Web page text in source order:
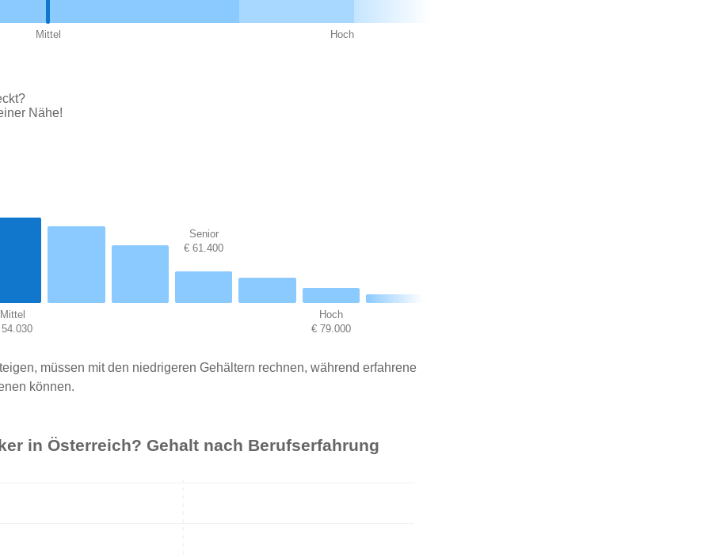
Mittel Hoch
Nähe!
Mittel
Senior
€ 61.400
Hoch
€ 79.000
müssen mit den niedrigeren Gehältern rechnen, während erfahrene
können.
in Österreich? Gehalt nach Berufserfahrung